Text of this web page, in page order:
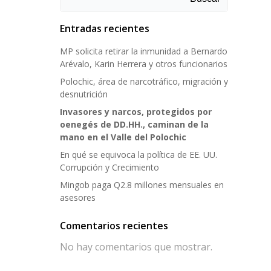
Entradas recientes
MP solicita retirar la inmunidad a Bernardo
Arévalo, Karin Herrera y otros funcionarios
Polochic, área de narcotráfico, migración y
desnutrición
Invasores y narcos, protegidos por
oenegés de DD.HH., caminan de la
mano en el Valle del Polochic
En qué se equivoca la política de EE. UU.
Corrupción y Crecimiento
Mingob paga Q2.8 millones mensuales en
asesores
Comentarios recientes
No hay comentarios que mostrar.